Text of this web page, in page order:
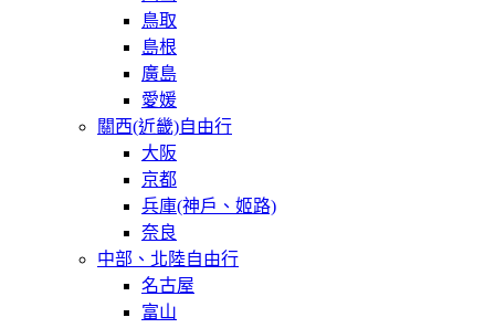
鳥取
島根
廣島
愛媛
關西(近畿)自由行
大阪
京都
兵庫(神戶、姬路)
奈良
中部、北陸自由行
名古屋
富山